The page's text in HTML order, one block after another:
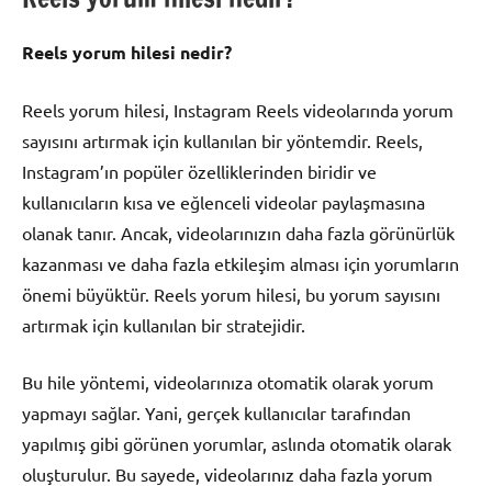
Reels yorum hilesi nedir?
Reels yorum hilesi, Instagram Reels videolarında yorum
sayısını artırmak için kullanılan bir yöntemdir. Reels,
Instagram’ın popüler özelliklerinden biridir ve
kullanıcıların kısa ve eğlenceli videolar paylaşmasına
olanak tanır. Ancak, videolarınızın daha fazla görünürlük
kazanması ve daha fazla etkileşim alması için yorumların
önemi büyüktür. Reels yorum hilesi, bu yorum sayısını
artırmak için kullanılan bir stratejidir.
Bu hile yöntemi, videolarınıza otomatik olarak yorum
yapmayı sağlar. Yani, gerçek kullanıcılar tarafından
yapılmış gibi görünen yorumlar, aslında otomatik olarak
oluşturulur. Bu sayede, videolarınız daha fazla yorum